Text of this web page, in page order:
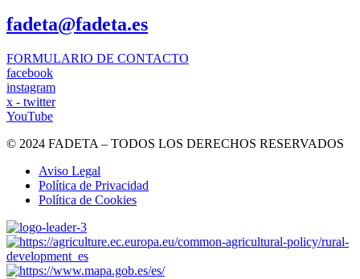
fadeta@fadeta.es
FORMULARIO DE CONTACTO
facebook
instagram
x - twitter
YouTube
© 2024 FADETA – TODOS LOS DERECHOS RESERVADOS
Aviso Legal
Política de Privacidad
Política de Cookies